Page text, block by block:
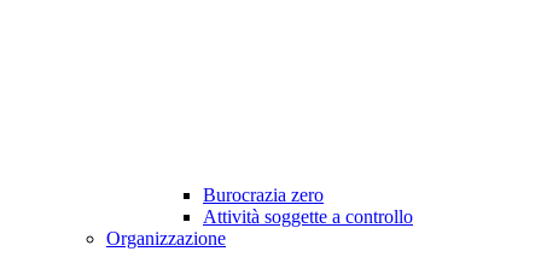
Burocrazia zero
Attività soggette a controllo
Organizzazione